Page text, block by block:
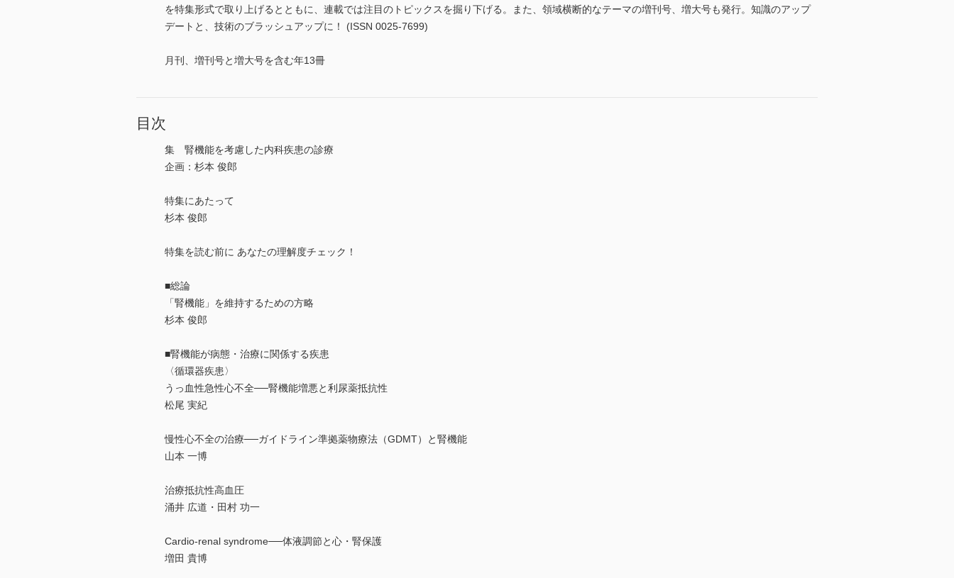
を特集形式で取り上げるとともに、連載では注目のトピックスを掘り下げる。また、領域横断的なテーマの増刊号、増大号も発行。知識のアップ
デートと、技術のブラッシュアップに！ (ISSN 0025-7699)
月刊、増刊号と増大号を含む年13冊
目次
集 腎機能を考慮した内科疾患の診療
企画：杉本 俊郎
特集にあたって
杉本 俊郎
特集を読む前に あなたの理解度チェック！
■総論
「腎機能」を維持するための方略
杉本 俊郎
■腎機能が病態・治療に関係する疾患
〈循環器疾患〉
うっ血性急性心不全──腎機能増悪と利尿薬抵抗性
松尾 実紀
慢性心不全の治療──ガイドライン準拠薬物療法（GDMT）と腎機能
山本 一博
治療抵抗性高血圧
涌井 広道・田村 功一
Cardio-renal syndrome──体液調節と心・腎保護
増田 貴博